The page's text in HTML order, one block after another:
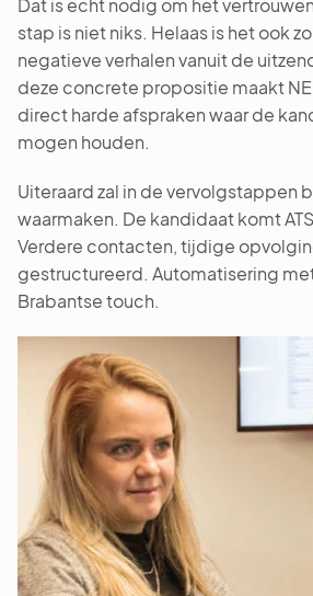
Dat is écht nodig om het
stap is niet niks. Helaas is het ook
negatieve verhalen vanuit de
deze concrete propositie maakt
direct harde afspraken waar de
mogen houden.
Uiteraard zal in de vervolgstappen
waarmaken. De kandidaat komt
Verdere contacten, tijdige
gestructureerd. Automatisering
Brabantse touch.